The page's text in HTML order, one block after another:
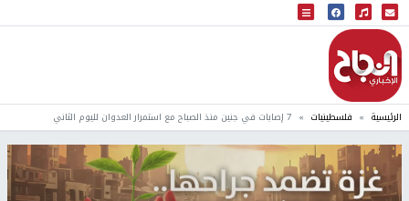
البث المباشر
إذاعة النجاح
الرئيسية فلسطينيات 7 إصابات في جنين منذ الصباح مع استمرار العدوان لليوم الثاني